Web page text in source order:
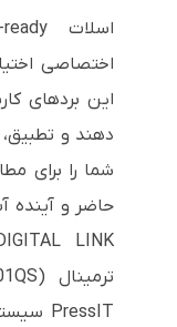
اختصاصی
این بردهای
دهند و
شما را برای
حاضر و آینده